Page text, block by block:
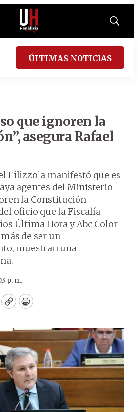
Mostrar
ÚLTIMAS NOTICIAS
que ignoren la
asegura Rafael
Filizzola manifestó que es
agentes del Ministerio
la Constitución
oficio que la Fiscalía
Última Hora y Abc Color.
de ser un
muestran una
p. m.
CopyPrint